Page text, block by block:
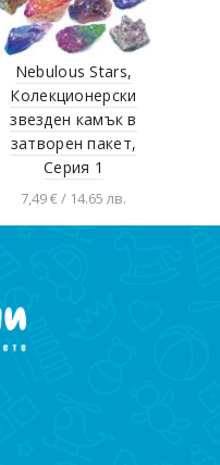
Nebulous Stars,
Колекционерски
звезден камък в
затворен пакет,
Серия 1
7,49 € / 14.65 лв.
Добавяне в